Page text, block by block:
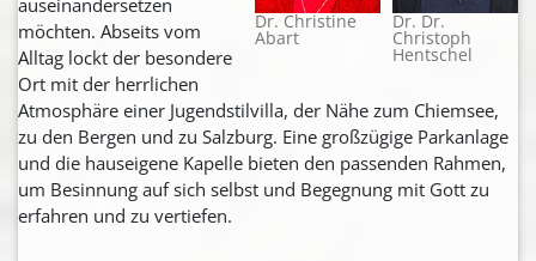
Dr. Christine
Abart
Dr. Dr.
Christoph
Hentschel
möchten. Abseits vom
Alltag lockt der besondere
Ort mit der herrlichen
Atmosphäre einer Jugendstilvilla, der Nähe zum Chiemsee,
zu den Bergen und zu Salzburg. Eine großzügige Parkanlage
und die hauseigene Kapelle bieten den passenden Rahmen,
um Besinnung auf sich selbst und Begegnung mit Gott zu
erfahren und zu vertiefen.